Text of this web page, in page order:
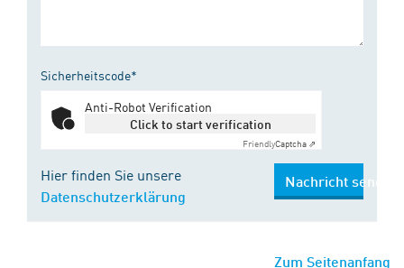
Sicherheitscode*
Anti-Robot Verification
Click to start verification
FriendlyCaptcha ⇗
Hier finden Sie unsere
Datenschutzerklärung
Nachricht senden
Zum Seitenanfang